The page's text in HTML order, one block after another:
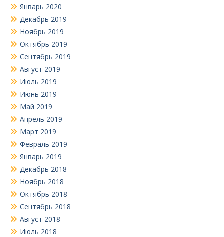
Январь 2020
Декабрь 2019
Ноябрь 2019
Октябрь 2019
Сентябрь 2019
Август 2019
Июль 2019
Июнь 2019
Май 2019
Апрель 2019
Март 2019
Февраль 2019
Январь 2019
Декабрь 2018
Ноябрь 2018
Октябрь 2018
Сентябрь 2018
Август 2018
Июль 2018